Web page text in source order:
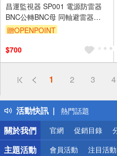
昌運監視器 SP001 電源防雷器
BNC公轉BNC母 同軸避雷器
DVR 攝影機適用 防止雷擊 防範
贈OPENPOINT
$700
1 2 3 4
活動快訊
偏遠地區配送
得獎公告
熱門話題
銀行優惠
偏遠地區配送
詐騙網頁！請小
關於我們
官網 促銷目錄
主題活動 會員活動 注目活動